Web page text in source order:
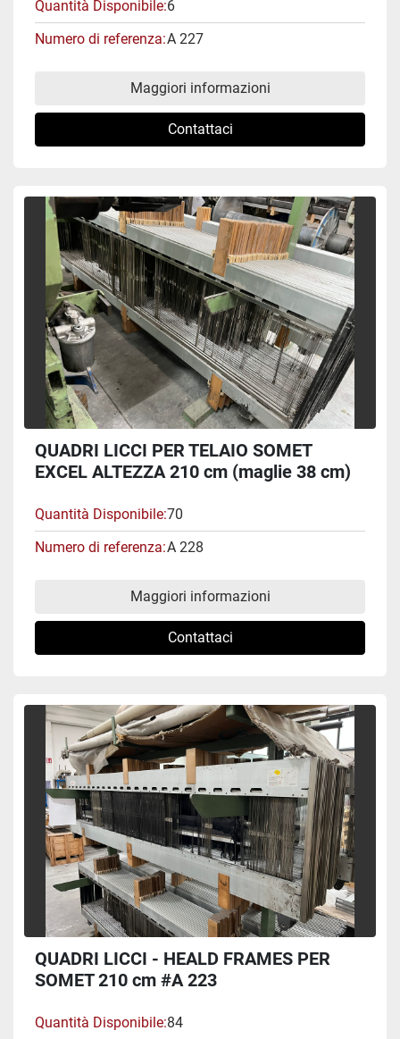
Quantità Disponibile 6
Numero di referenza A 227
Maggiori informazioni
Contattaci
QUADRI LICCI PER TELAIO SOMET
EXCEL ALTEZZA 210 cm (maglie 38 cm)
Quantità Disponibile 70
Numero di referenza A 228
Maggiori informazioni
Contattaci
QUADRI LICCI - HEALD FRAMES PER
SOMET 210 cm #A 223
Quantità Disponibile 84